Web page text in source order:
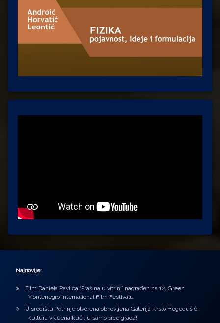
Najnovije:
Film Daniela Pavlića ‘Prašina u vitrini’ nagrađen na 12. Green
Montenegro International Film Festivalu
U središtu Petrinje otvorena obnovljena Galerija Krsto Hegedušić:
Kultura vraćena kući, u samo srce grada!